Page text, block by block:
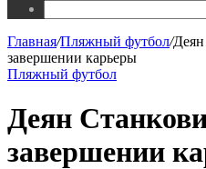
Главная/Пляжный футбол/Деян
завершении карьеры
Пляжный футбол
Деян
завершении